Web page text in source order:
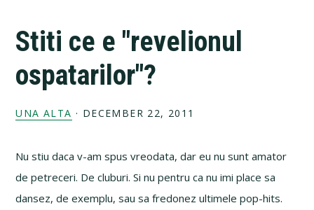
Stiti ce e "revelionul
ospatarilor"?
UNA ALTA · DECEMBER 22, 2011
Nu stiu daca v-am spus vreodata, dar eu nu sunt amator
de petreceri. De cluburi. Si nu pentru ca nu imi place sa
dansez, de exemplu, sau sa fredonez ultimele pop-hits.